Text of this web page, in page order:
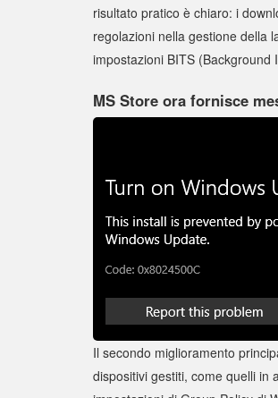
risultato pratico è chiaro: i
regolazioni nella gestione della
impostazioni BITS (Background
MS Store ora fornisce
Il secondo miglioramento
dispositivi gestiti, come quelli in